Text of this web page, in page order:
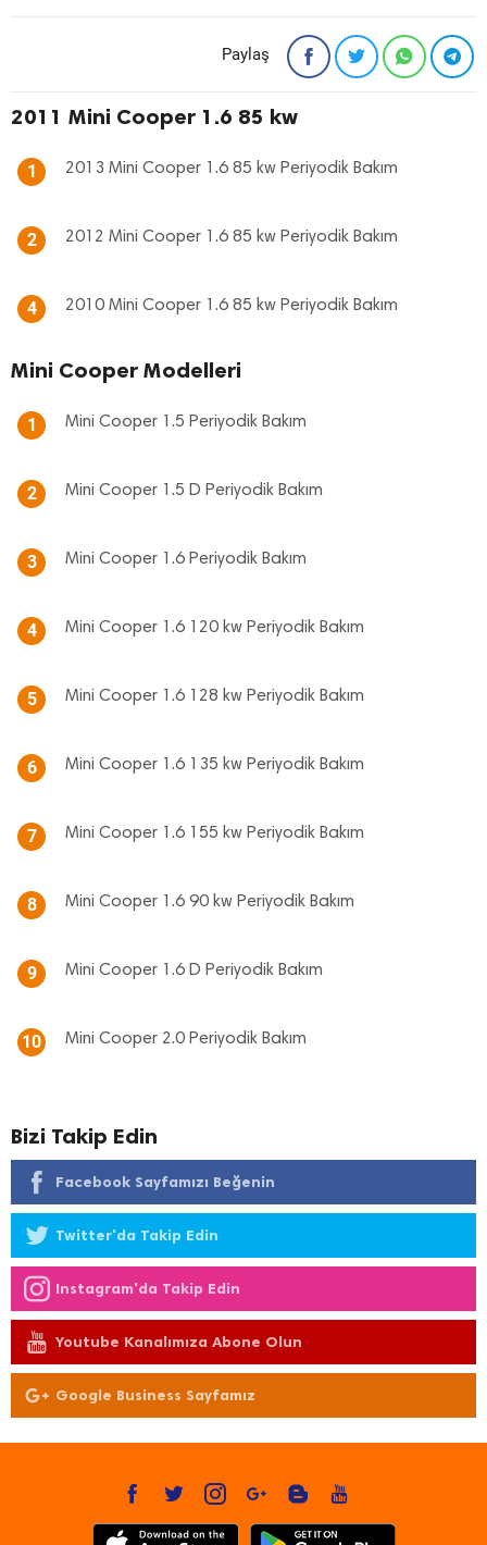
Paylaş
2011 Mini Cooper 1.6 85 kw
1 2013 Mini Cooper 1.6 85 kw Periyodik Bakım
2 2012 Mini Cooper 1.6 85 kw Periyodik Bakım
4 2010 Mini Cooper 1.6 85 kw Periyodik Bakım
Mini Cooper Modelleri
1 Mini Cooper 1.5 Periyodik Bakım
2 Mini Cooper 1.5 D Periyodik Bakım
3 Mini Cooper 1.6 Periyodik Bakım
4 Mini Cooper 1.6 120 kw Periyodik Bakım
5 Mini Cooper 1.6 128 kw Periyodik Bakım
6 Mini Cooper 1.6 135 kw Periyodik Bakım
7 Mini Cooper 1.6 155 kw Periyodik Bakım
8 Mini Cooper 1.6 90 kw Periyodik Bakım
9 Mini Cooper 1.6 D Periyodik Bakım
10 Mini Cooper 2.0 Periyodik Bakım
Bizi Takip Edin
Facebook Sayfamızı Beğenin
Twitter'da Takip Edin
Instagram'da Takip Edin
Youtube Kanalımıza Abone Olun
Google Business Sayfamız